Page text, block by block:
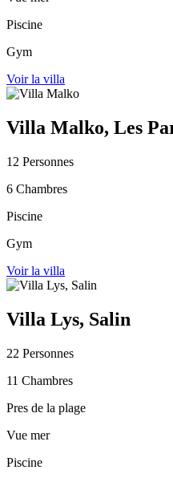
Piscine
Gym
Voir la villa
Villa Malko, Les
12 Personnes
6 Chambres
Piscine
Gym
Voir la villa
Villa Lys, Salin
22 Personnes
11 Chambres
Pres de la plage
Vue mer
Piscine